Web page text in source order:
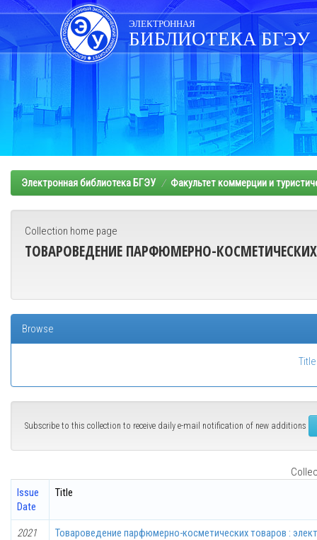
Skip
navigation
ЭЛЕКТРОННАЯ
БИБЛИОТЕКА БГЭУ
Электронная библиотека БГЭУ Факультет коммерции и
Collection home page
ТОВАРОВЕДЕНИЕ ПАРФЮМЕРНО-
Browse
Title
Subscribe to this collection to receive daily e-mail notification of new additions
Issue
Date
Title
2021
Товароведение парфюмерно-косметических товаров :